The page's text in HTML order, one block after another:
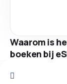
Waarom is
boeken bij